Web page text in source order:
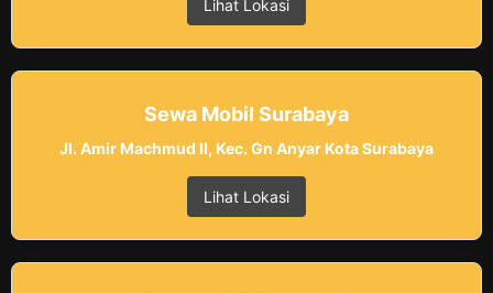
Lihat Lokasi
Sewa Mobil Surabaya
Jl. Amir Machmud II, Kec. Gn Anyar Kota Surabaya
Lihat Lokasi